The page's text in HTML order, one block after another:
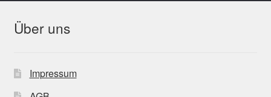
Über uns
Impressum